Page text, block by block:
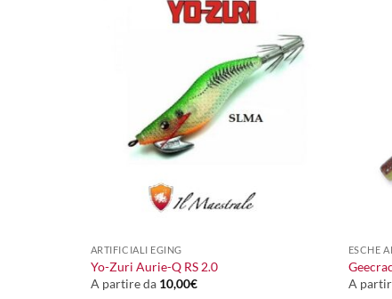
ARTIFICIALI EGING
Yo-Zuri Aurie-Q RS 2.0
A partire da 10,00€
ESCHE
A